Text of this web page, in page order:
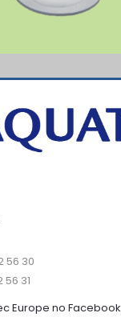
56 30
56 31
Europe no Facebook